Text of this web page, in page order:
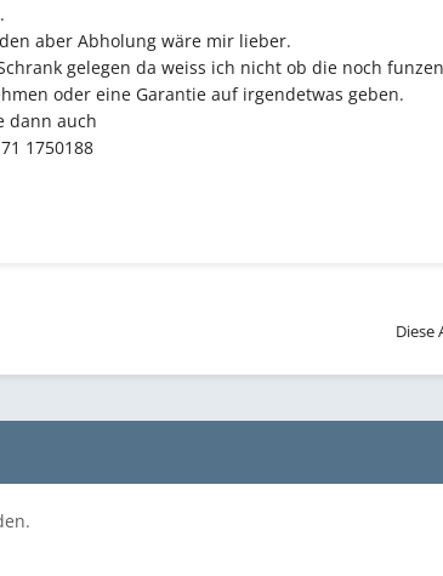
aber Abholung wäre mir lieber.
gelegen da weiss ich nicht ob die noch
oder eine Garantie auf irgendetwas geben.
dann auch
1750188
Diese